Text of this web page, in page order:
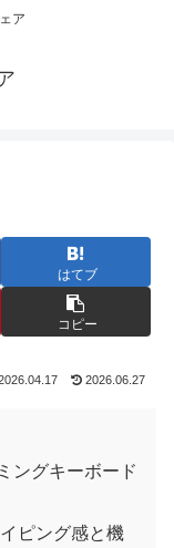
ア
はてブ
コピー
2026.06.27
ングキーボード
ピング感と機